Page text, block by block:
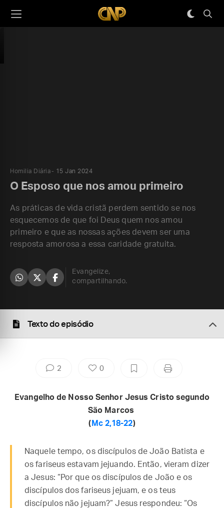
Homilia Diária 15 Jan 2024
O Esposo que nos amou primeiro
As práticas de vida cristã perdem sentido se nos
esquecemos de que foi Deus quem nos amou
primeiro e que as nossas ações devem ser uma
resposta amorosa a essa caridade gratuita.
Evangelize,
compartilhando.
Texto do episódio
2 0
Evangelho de Nosso Senhor Jesus Cristo segundo
São Marcos
( Mc 2,18-22)
Naquele tempo, os discípulos de João Batista e
os fariseus estavam jejuando. Então, vieram dizer
a Jesus: “Por que os discípulos de João e os
discípulos dos fariseus jejuam, e os teus
discípulos não jejuam?” Jesus respondeu: “Os